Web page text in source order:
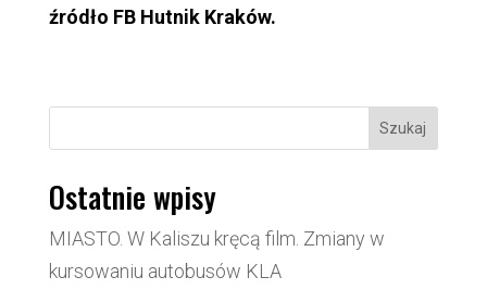
źródło FB Hutnik Kraków.
Szukaj
Ostatnie wpisy
MIASTO. W Kaliszu kręcą film. Zmiany w
kursowaniu autobusów KLA